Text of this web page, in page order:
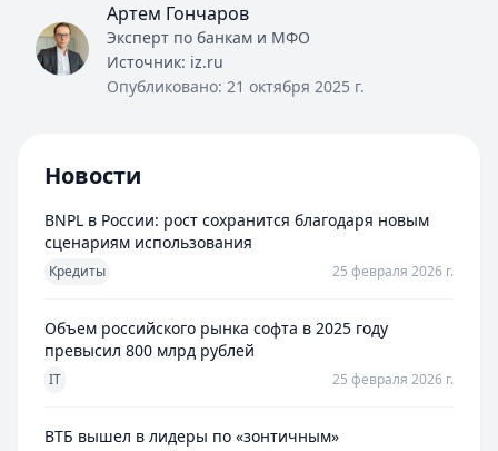
Артем Гончаров
Эксперт по банкам и МФО
Источник: iz.ru
Опубликовано: 21 октября 2025 г.
Новости
BNPL в России: рост сохранится благодаря новым
сценариям использования
Кредиты 25 февраля 2026 г.
Объем российского рынка софта в 2025 году
превысил 800 млрд рублей
IT 25 февраля 2026 г.
ВТБ вышел в лидеры по «зонтичным»